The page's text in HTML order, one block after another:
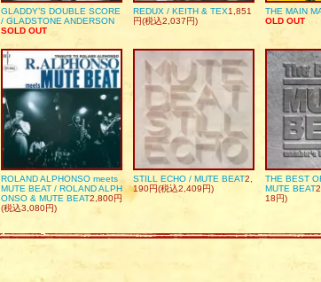
GLADDY’S DOUBLE SCORE
/ GLADSTONE ANDERSON
SOLD OUT
REDUX / KEITH & TEX1,851
円(税込2,037円)
THE MAIN
OLD OUT
ROLAND ALPHONSO meets
MUTE BEAT / ROLAND ALPH
ONSO & MUTE BEAT2,800円
(税込3,080円)
STILL ECHO / MUTE BEAT2,
190円(税込2,409円)
THE BEST
MUTE BEAT
18円)